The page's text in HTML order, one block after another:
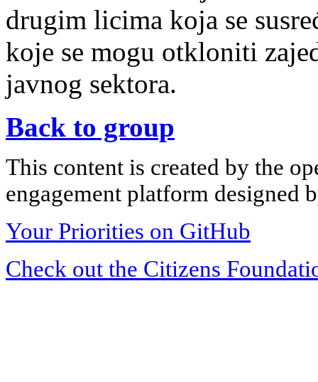
drugim licima koja se
koje se mogu otkloniti
javnog sektora.
Back to group
This content is created by the
engagement platform designed
Your Priorities on GitHub
Check out the Citizens